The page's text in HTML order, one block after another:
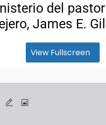
del pastor
James E.
View Fullscreen